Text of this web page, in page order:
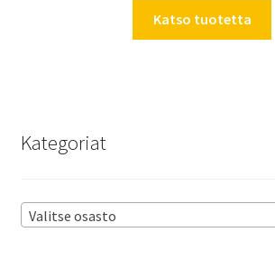
Katso tuotetta
Kategoriat
Valitse osasto